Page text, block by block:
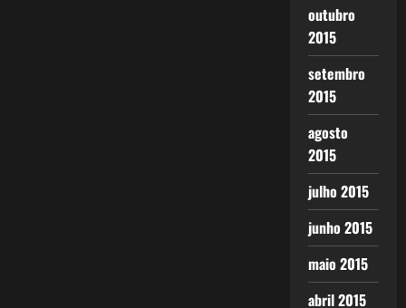
outubro
2015
setembro
2015
agosto
2015
julho 2015
junho 2015
maio 2015
abril 2015